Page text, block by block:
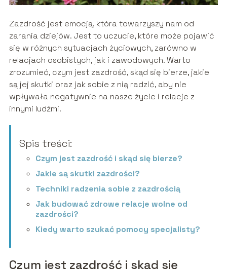
Zazdrość jest emocją, która towarzyszy nam od
zarania dziejów. Jest to uczucie, które może pojawić
się w różnych sytuacjach życiowych, zarówno w
relacjach osobistych, jak i zawodowych. Warto
zrozumieć, czym jest zazdrość, skąd się bierze, jakie
są jej skutki oraz jak sobie z nią radzić, aby nie
wpływała negatywnie na nasze życie i relacje z
innymi ludźmi.
Spis treści:
Czym jest zazdrość i skąd się bierze?
Jakie są skutki zazdrości?
Techniki radzenia sobie z zazdrością
Jak budować zdrowe relacje wolne od
zazdrości?
Kiedy warto szukać pomocy specjalisty?
Czym jest zazdrość i skąd się